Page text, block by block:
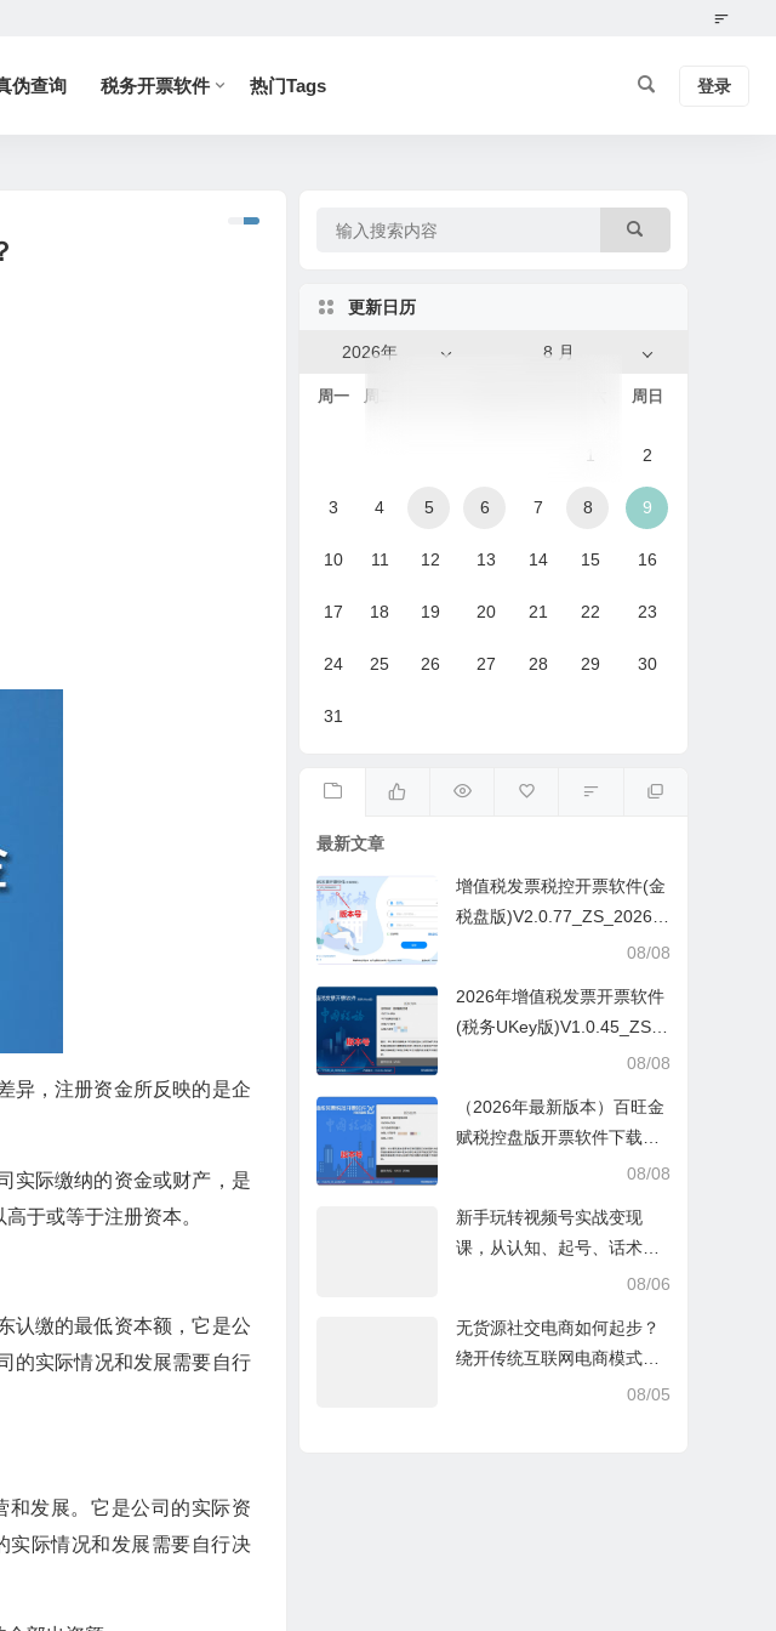
伪查询 税务开票软件 热门Tags 登录
异，注册资金所反映的是企
实际缴纳的资金或财产，是
于或等于注册资本。
认缴的最低资本额，它是公
的实际情况和发展需要自行
和发展。它是公司的实际资
实际情况和发展需要自行决
更新日历
8 月
2026年
周一 周二 周日
2
3 4 5 6 7 8 9
10 11 12 13 14 15 16
17 18 19 20 21 22 23
24 25 26 27 28 29 30
31
最新文章
增值税发票税控开票软件(金
税盘版)V2.0.77_ZS_20260
08/08
2026年增值税发票开票软件
(税务UKey版)V1.0.45_ZS_
08/08
（2026年最新版本）百旺金
赋税控盘版开票软件下载V2.
08/08
新手玩转视频号实战变现
课，从认知、起号、话术、
选品、开播到投放的全链路
08/06
无货源社交电商如何起步？
绕开传统互联网电商模式撒
豆成兵，实现跨平台交易实
08/05